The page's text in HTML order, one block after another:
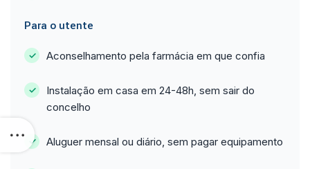
Para o utente
Aconselhamento pela farmácia em que confia
Instalação em casa em 24-48h, sem sair do
concelho
Aluguer mensal ou diário, sem pagar equipamento